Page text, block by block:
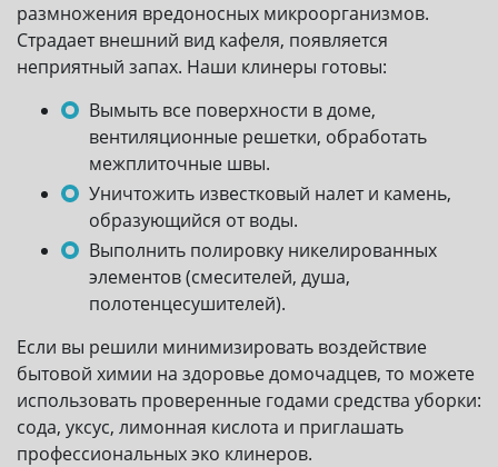
размножения вредоносных микроорганизмов.
Страдает внешний вид кафеля, появляется
неприятный запах. Наши клинеры готовы:
Вымыть все поверхности в доме,
вентиляционные решетки, обработать
межплиточные швы.
Уничтожить известковый налет и камень,
образующийся от воды.
Выполнить полировку никелированных
элементов (смесителей, душа,
полотенцесушителей).
Если вы решили минимизировать воздействие
бытовой химии на здоровье домочадцев, то можете
использовать проверенные годами средства уборки:
сода, уксус, лимонная кислота и приглашать
профессиональных эко клинеров.